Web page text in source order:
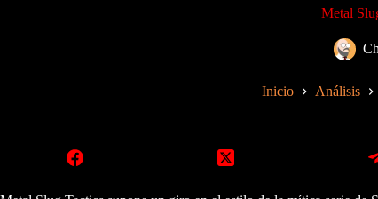
Metal
Inicio Análisis